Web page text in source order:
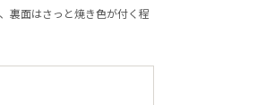
裏面はさっと焼き色が付く程